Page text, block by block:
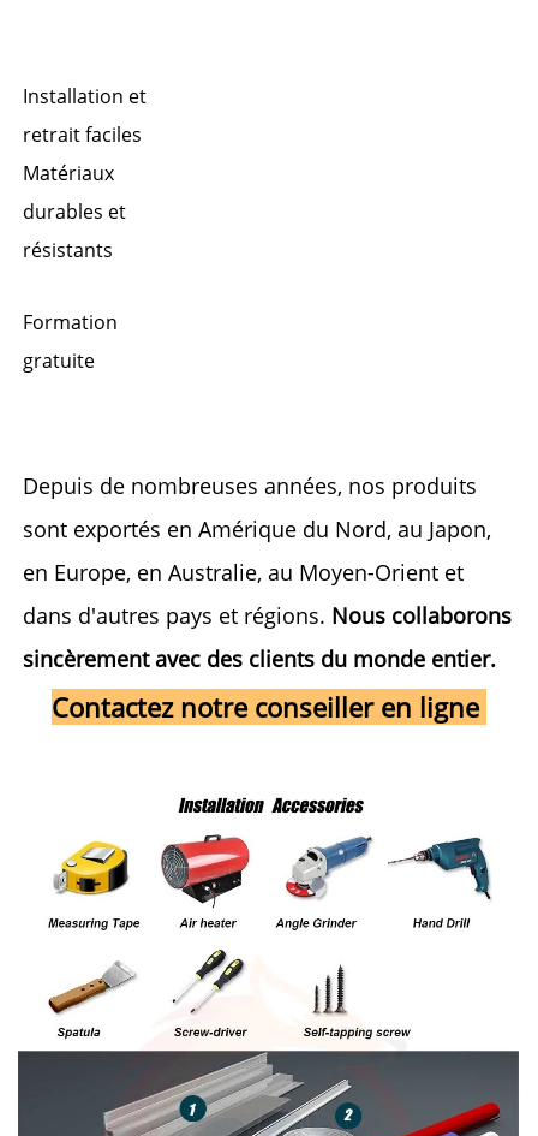
Installation et
retrait faciles
Matériaux
durables et
résistants
Formation
gratuite
Depuis de nombreuses années, nos produits
sont exportés en Amérique du Nord, au Japon,
en Europe, en Australie, au Moyen-Orient et
dans d'autres pays et régions. Nous collaborons
sincèrement avec des clients du monde entier.
Contactez notre conseiller en ligne